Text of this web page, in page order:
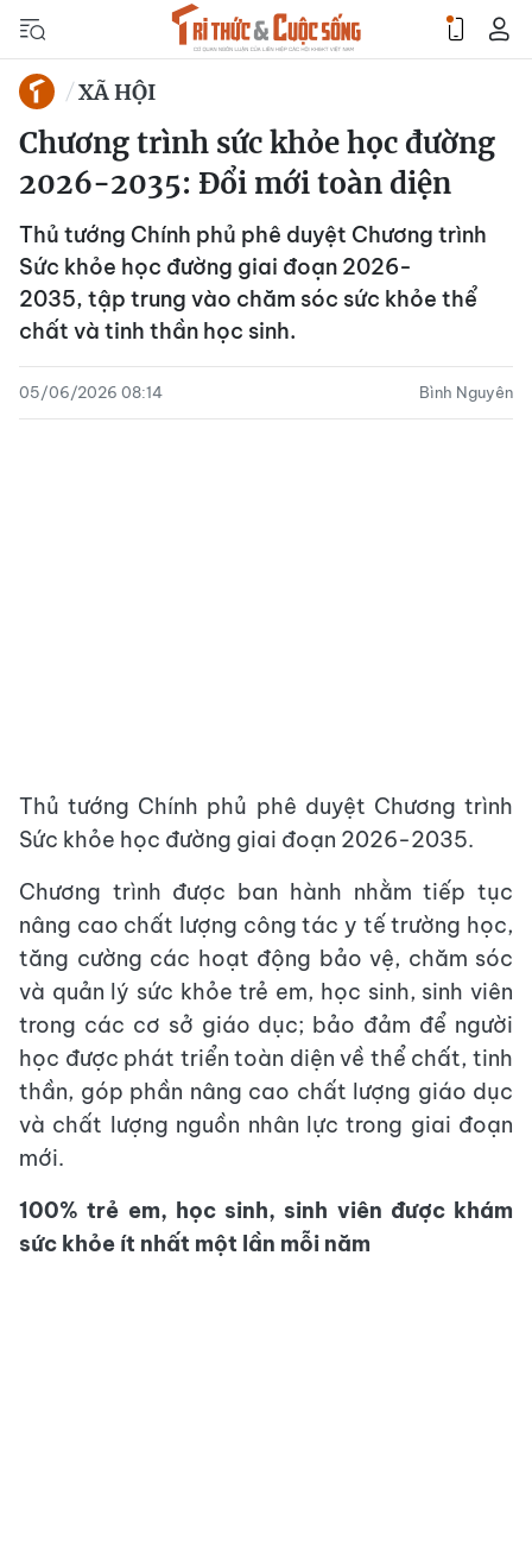
XÃ HỘI
Chương trình sức khỏe học đường
2026-2035: Đổi mới toàn diện
Thủ tướng Chính phủ phê duyệt Chương trình
Sức khỏe học đường giai đoạn 2026-
2035, tập trung vào chăm sóc sức khỏe thể
chất và tinh thần học sinh.
05/06/2026 08:14 Bình Nguyên
Thủ tướng Chính phủ phê duyệt Chương trình
Sức khỏe học đường giai đoạn 2026-2035.
Chương trình được ban hành nhằm tiếp tục
nâng cao chất lượng công tác y tế trường học,
tăng cường các hoạt động bảo vệ, chăm sóc
và quản lý sức khỏe trẻ em, học sinh, sinh viên
trong các cơ sở giáo dục; bảo đảm để người
học được phát triển toàn diện về thể chất, tinh
thần, góp phần nâng cao chất lượng giáo dục
và chất lượng nguồn nhân lực trong giai đoạn
mới.
100% trẻ em, học sinh, sinh viên được khám
sức khỏe ít nhất một lần mỗi năm